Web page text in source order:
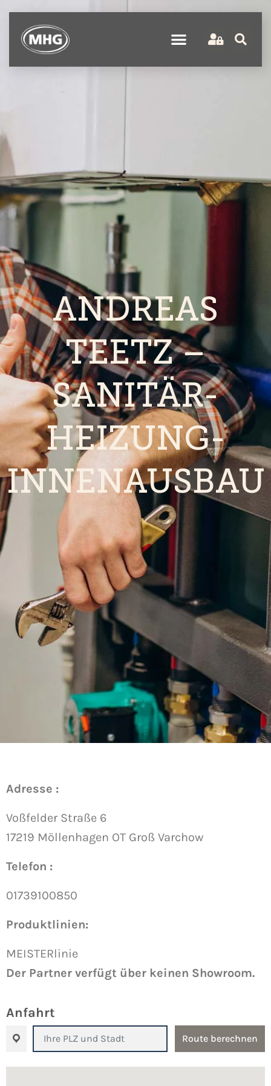
ANDREAS
TEETZ –
SANITÄR-
HEIZUNG-
INNENAUSBAU
Adresse :
Voßfelder Straße 6
17219 Möllenhagen OT Groß Varchow
Telefon :
01739100850
Produktlinien:
MEISTERlinie
Der Partner verfügt über keinen Showroom.
Anfahrt